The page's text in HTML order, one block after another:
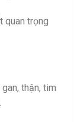
quan trọng
thận, tim